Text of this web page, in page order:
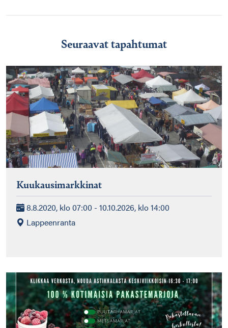
Seuraavat tapahtumat
Kuukausimarkkinat
8.8.2020, klo 07:00 - 10.10.2026, klo 14:00
Lappeenranta